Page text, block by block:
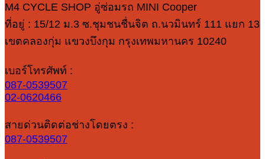
M4 CYCLE SHOP อู่ซ่อมรถ MINI Cooper
ที่อยู่ : 15/12 ม.3 ซ.ชุมชนชื่นจิต ถ.นวมินทร์ 111 แยก 13
เขตคลองกุ่ม แขวงบึงกุม กรุงเทพมหานคร 10240
เบอร์โทรศัพท์ :
087-0539507
02-0620466
สายด่วนติดต่อช่างโดยตรง :
087-0539507